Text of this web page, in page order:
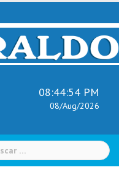
08:44:55 PM
08/Aug/2026